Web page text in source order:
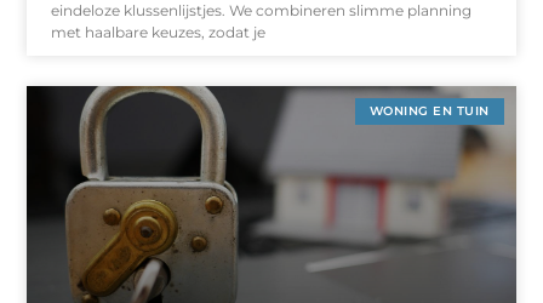
eindeloze klussenlijstjes. We combineren slimme planning
met haalbare keuzes, zodat je
WONING EN TUIN